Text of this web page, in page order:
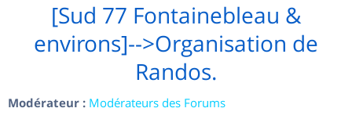
[Sud 77 Fontainebleau &
environs]-->Organisation de
Randos.
Modérateur : Modérateurs des Forums